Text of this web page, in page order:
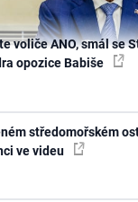
voliče ANO, smál se
opozice Babiše
středomořském
ve videu